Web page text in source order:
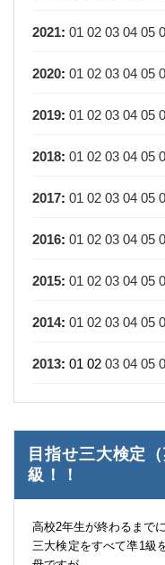
2021: 01 02 03 04 05
2020: 01 02 03 04 05
2019: 01 02 03 04 05
2018: 01 02 03 04 05
2017: 01 02 03 04 05
2016: 01 02 03 04 05
2015: 01 02 03 04 05
2014: 01 02 03 04 05
2013: 01 02 03 04 05
目指せ三大検定
級！！
高校2年生が終わるまでに
三大検定をすべて凖1級